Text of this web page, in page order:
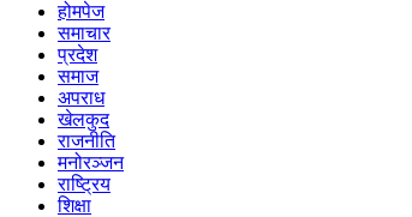
होमपेज
समाचार
प्रदेश
समाज
अपराध
खेलकुद
राजनीति
मनोरञ्जन
राष्ट्रिय
शिक्षा